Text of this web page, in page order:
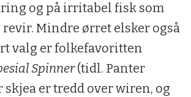
og på irritabel fisk som
revir. Mindre ørret elsker også
valg er folkefavoritten
Spinner(tidl. Panter
er tredd over wiren, og